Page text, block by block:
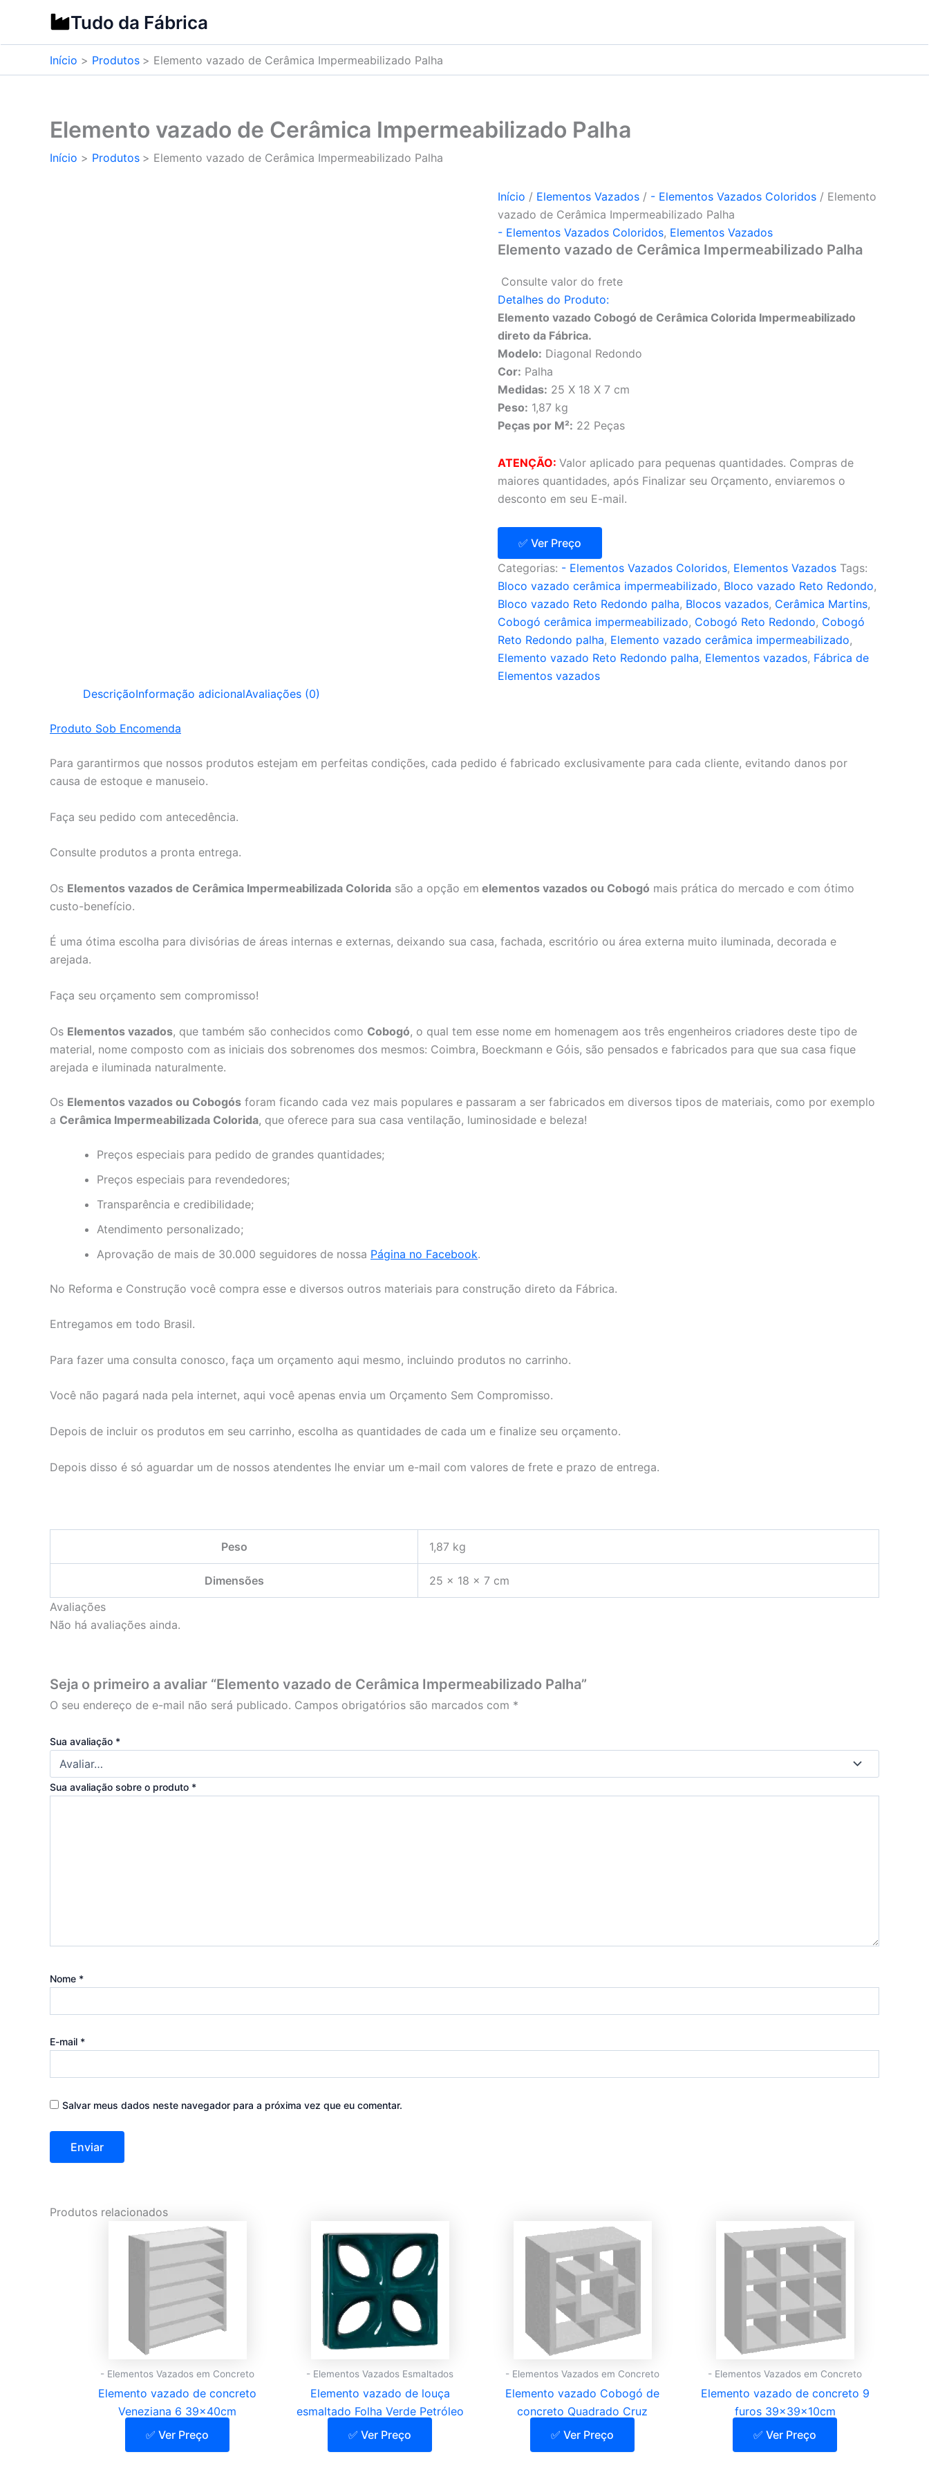
o
Tudo da Fábrica
Início Produtos Elemento vazado de Cerâmica Impermeabilizado Palha
Elemento vazado de Cerâmica Impermeabilizado Palha
Início Produtos Elemento vazado de Cerâmica Impermeabilizado Palha
Início / Elementos Vazados / - Elementos Vazados Coloridos / Elemento
vazado de Cerâmica Impermeabilizado Palha
- Elementos Vazados Coloridos, Elementos Vazados
Elemento vazado de Cerâmica Impermeabilizado Palha
Consulte valor do frete
Detalhes do Produto:
Elemento vazado Cobogó de Cerâmica Colorida Impermeabilizado
direto da Fábrica.
Modelo: Diagonal Redondo
Cor: Palha
Medidas: 25 X 18 X 7 cm
Peso: 1,87 kg
Peças por M²: 22 Peças
ATENÇÃO: Valor aplicado para pequenas quantidades. Compras de
maiores quantidades, após Finalizar seu Orçamento, enviaremos o
desconto em seu E-mail.
✅ Ver Preço
Categorias: - Elementos Vazados Coloridos, Elementos Vazados Tags:
Bloco vazado cerâmica impermeabilizado, Bloco vazado Reto Redondo,
Bloco vazado Reto Redondo palha, Blocos vazados, Cerâmica Martins,
Cobogó cerâmica impermeabilizado, Cobogó Reto Redondo, Cobogó
Reto Redondo palha, Elemento vazado cerâmica impermeabilizado,
Elemento vazado Reto Redondo palha, Elementos vazados, Fábrica de
Elementos vazados
DescriçãoInformação adicionalAvaliações (0)
Produto Sob Encomenda
Para garantirmos que nossos produtos estejam em perfeitas condições, cada pedido é fabricado exclusivamente para cada cliente, evitando danos por
causa de estoque e manuseio.
Faça seu pedido com antecedência.
Consulte produtos a pronta entrega.
Os Elementos vazados de Cerâmica Impermeabilizada Colorida são a opção em elementos vazados ou Cobogó mais prática do mercado e com ótimo
custo-benefício.
É uma ótima escolha para divisórias de áreas internas e externas, deixando sua casa, fachada, escritório ou área externa muito iluminada, decorada e
arejada.
Faça seu orçamento sem compromisso!
Os Elementos vazados, que também são conhecidos como Cobogó, o qual tem esse nome em homenagem aos três engenheiros criadores deste tipo de
material, nome composto com as iniciais dos sobrenomes dos mesmos: Coimbra, Boeckmann e Góis, são pensados e fabricados para que sua casa fique
arejada e iluminada naturalmente.
Os Elementos vazados ou Cobogós foram ficando cada vez mais populares e passaram a ser fabricados em diversos tipos de materiais, como por exemplo
a Cerâmica Impermeabilizada Colorida, que oferece para sua casa ventilação, luminosidade e beleza!
Preços especiais para pedido de grandes quantidades;
Preços especiais para revendedores;
Transparência e credibilidade;
Atendimento personalizado;
Aprovação de mais de 30.000 seguidores de nossa Página no Facebook.
No Reforma e Construção você compra esse e diversos outros materiais para construção direto da Fábrica.
Entregamos em todo Brasil.
Para fazer uma consulta conosco, faça um orçamento aqui mesmo, incluindo produtos no carrinho.
Você não pagará nada pela internet, aqui você apenas envia um Orçamento Sem Compromisso.
Depois de incluir os produtos em seu carrinho, escolha as quantidades de cada um e finalize seu orçamento.
Depois disso é só aguardar um de nossos atendentes lhe enviar um e-mail com valores de frete e prazo de entrega.
Peso 1,87 kg
Dimensões
25 × 18 × 7 cm
Avaliações
Não há avaliações ainda.
Seja o primeiro a avaliar “Elemento vazado de Cerâmica Impermeabilizado Palha”
O seu endereço de e-mail não será publicado. Campos obrigatórios são marcados com *
Sua avaliação *
Sua avaliação sobre o produto *
Nome *
E-mail *
Salvar meus dados neste navegador para a próxima vez que eu comentar.
Produtos relacionados
- Elementos Vazados em Concreto
Elemento vazado de concreto
Veneziana 6 39x40cm
✅ Ver Preço
- Elementos Vazados Esmaltados
Elemento vazado de louça
esmaltado Folha Verde Petróleo
✅ Ver Preço
- Elementos Vazados em Concreto
Elemento vazado Cobogó de
concreto Quadrado Cruz
✅ Ver Preço
- Elementos Vazados em Concreto
Elemento vazado de concreto 9
furos 39x39x10cm
✅ Ver Preço